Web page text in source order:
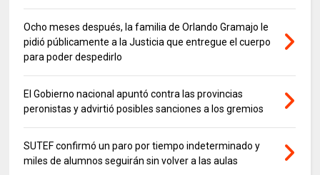
Ocho meses después, la familia de Orlando Gramajo le
pidió públicamente a la Justicia que entregue el cuerpo
para poder despedirlo
El Gobierno nacional apuntó contra las provincias
peronistas y advirtió posibles sanciones a los gremios
SUTEF confirmó un paro por tiempo indeterminado y
miles de alumnos seguirán sin volver a las aulas